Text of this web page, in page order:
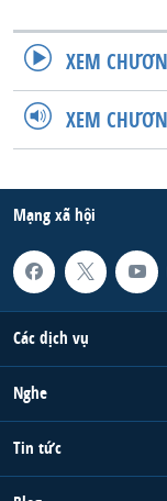
XEM
XEM
Mạng xã hội
Các dịch vụ
Nghe
Tin tức